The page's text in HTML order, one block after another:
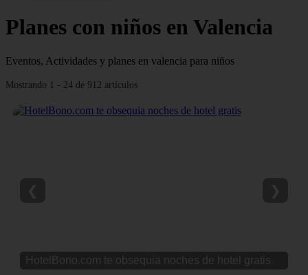
Planes con niños en Valencia
Eventos, Actividades y planes en valencia para niños
Mostrando 1 - 24 de 912 artículos
HotelBono.com te obsequia noches de hotel gratis